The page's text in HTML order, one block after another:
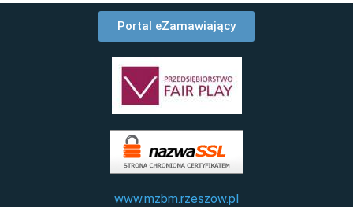
Portal eZamawiający
www.mzbm.rzeszow.pl